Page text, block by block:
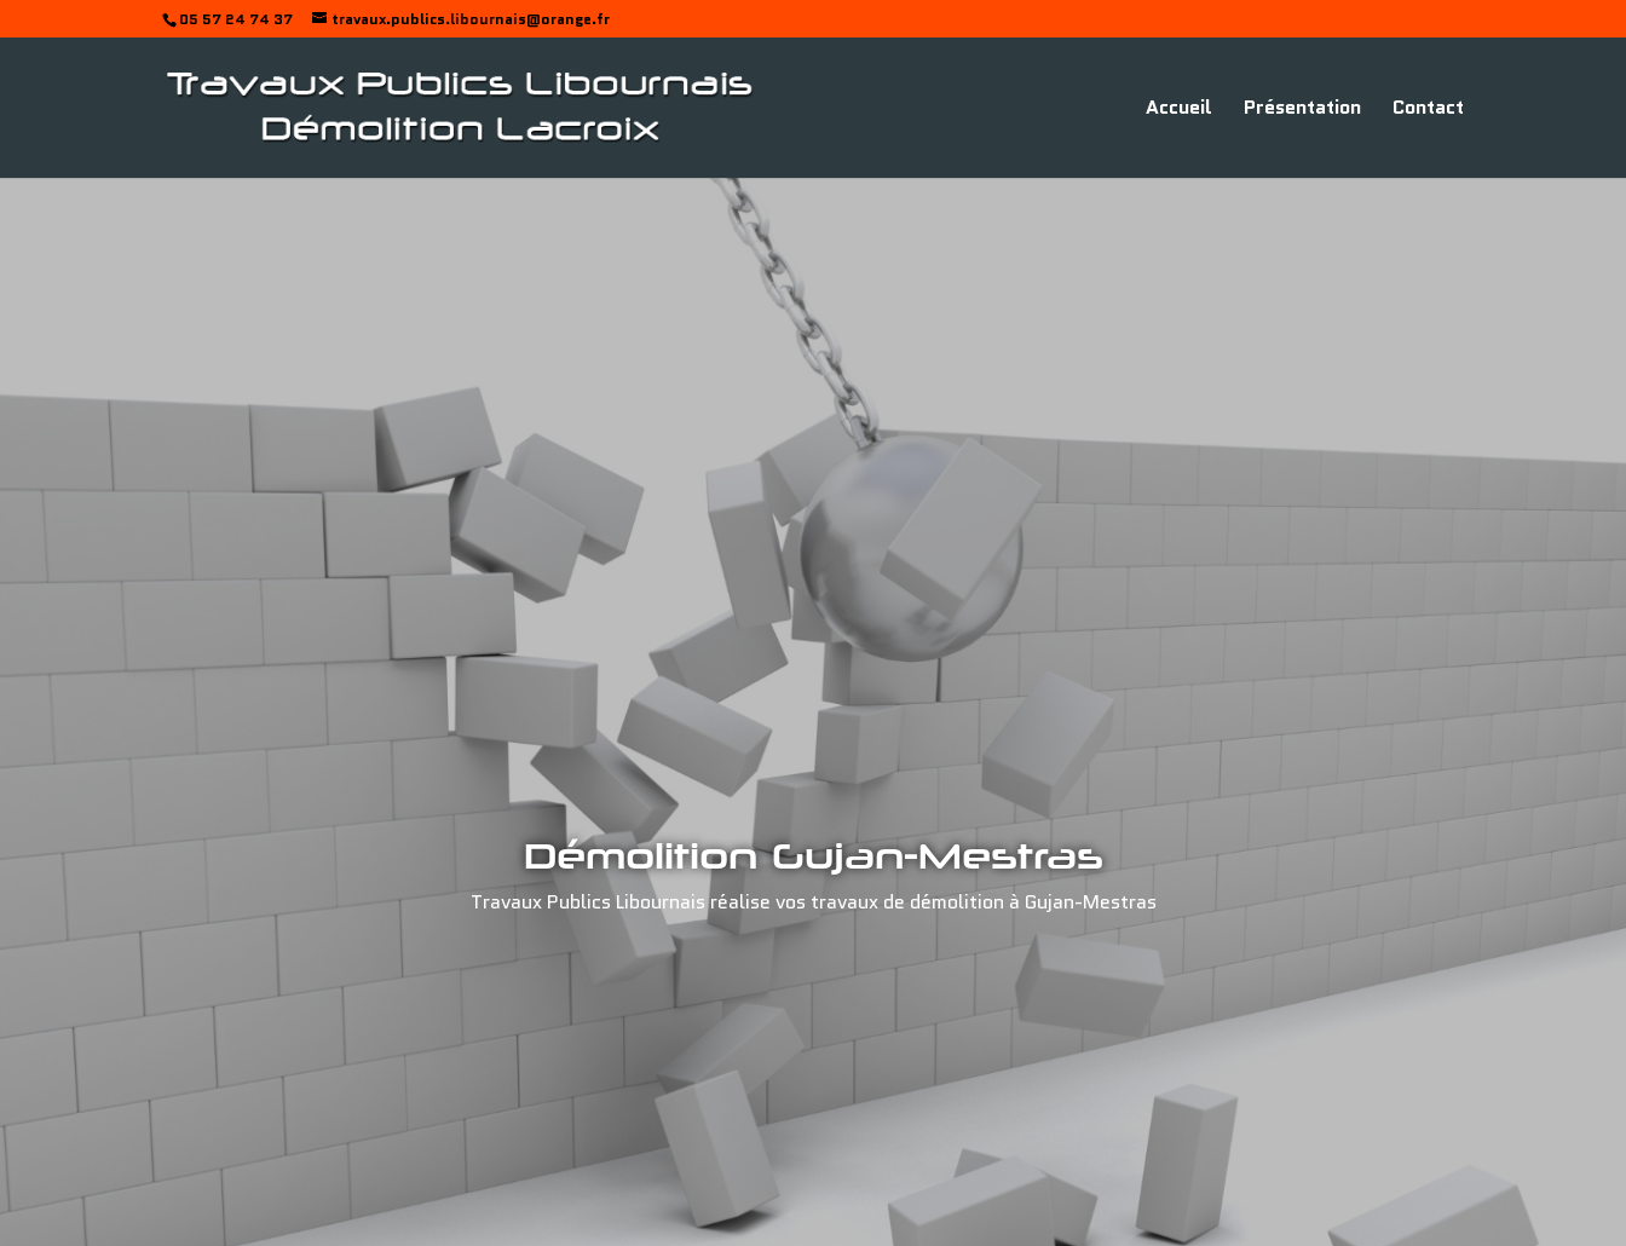
05 57 24 74 37 travaux.publics.libournais@orange.fr
Accueil Présentation Contact
Démolition Gujan-Mestras
Travaux Publics Libournais réalise vos travaux de démolition à Gujan-Mestras